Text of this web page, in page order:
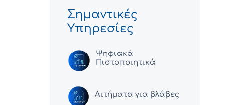
Σημαντικές
Υπηρεσίες
Ψηφιακά
Πιστοποιητικά
Αιτήματα για βλάβες